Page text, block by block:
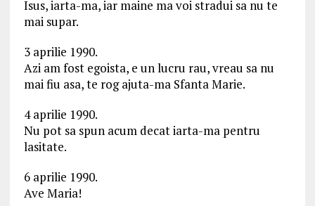
Isus, iarta-ma, iar maine ma voi stradui sa nu te
mai supar.
3 aprilie 1990.
Azi am fost egoista, e un lucru rau, vreau sa nu
mai fiu asa, te rog ajuta-ma Sfanta Marie.
4 aprilie 1990.
Nu pot sa spun acum decat iarta-ma pentru
lasitate.
6 aprilie 1990.
Ave Maria!